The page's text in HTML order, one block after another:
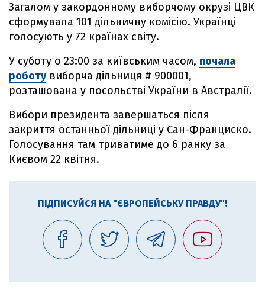
Загалом у закордонному виборчому окрузі ЦВК
сформувала 101 дільничну комісію. Українці
голосують у 72 країнах світу.
У суботу о 23:00 за київським часом, почала
роботувиборча дільниця # 900001,
розташована у посольстві України в Австралії.
Вибори президента завершаться після
закриття останньої дільниці у Сан-Франциско.
Голосування там триватиме до 6 ранку за
Києвом 22 квітня.
ПІДПИСУЙСЯ НА "ЄВРОПЕЙСЬКУ ПРАВДУ"!